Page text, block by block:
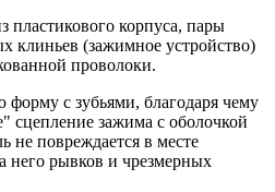
пластикового корпуса, пары
клиньев (зажимное устройство)
проволоки.
с зубьями, благодаря чему
сцепление зажима с оболочкой
не повреждается в месте
него рывков и чрезмерных